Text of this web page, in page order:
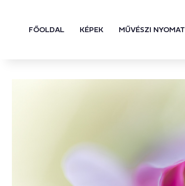
FŐOLDAL KÉPEK MŰVÉSZI NYOMAT